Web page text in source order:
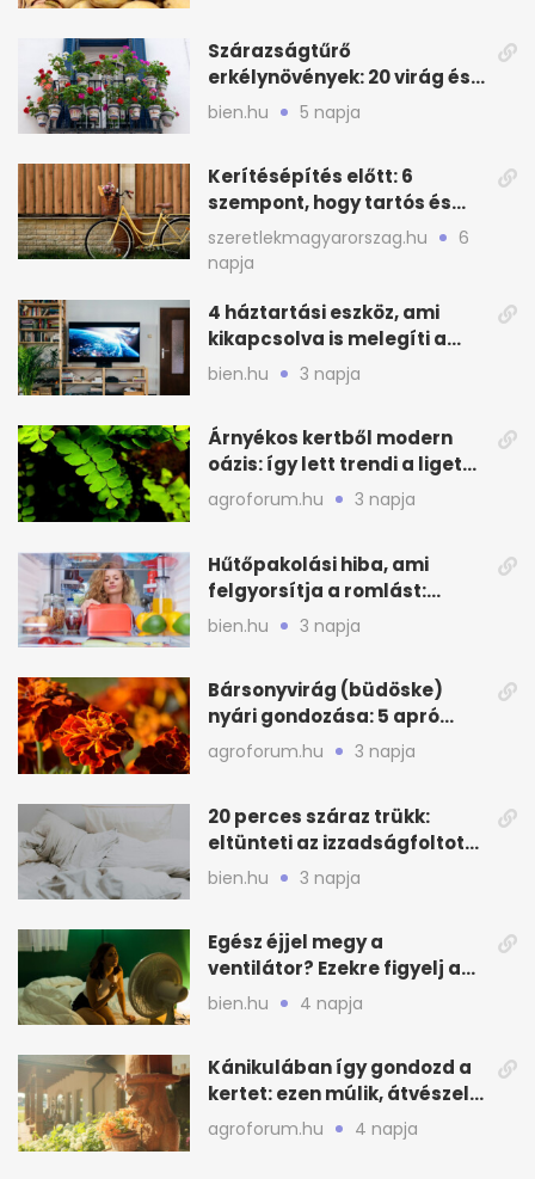
Szárazságtűrő
erkélynövények: 20 virág és
cserje a forró nyárra
bien.hu 5 napja
Kerítésépítés előtt: 6
szempont, hogy tartós és
praktikus legyen
szeretlekmagyarorszag.hu
6
napja
4 háztartási eszköz, ami
kikapcsolva is melegíti a
lakást
bien.hu 3 napja
Árnyékos kertből modern
oázis: így lett trendi a ligetes
zöld
agroforum.hu 3 napja
Hűtőpakolási hiba, ami
felgyorsítja a romlást:
zónákra figyelj
bien.hu 3 napja
Bársonyvirág (büdöske)
nyári gondozása: 5 apró
lépés a dús virágzásért
agroforum.hu 3 napja
20 perces száraz trükk:
eltünteti az izzadságfoltot
és a szagot a matracról
bien.hu 3 napja
Egész éjjel megy a
ventilátor? Ezekre figyelj a
hőségben alvásnál
bien.hu 4 napja
Kánikulában így gondozd a
kertet: ezen múlik, átvészeli-
e a hőséget
agroforum.hu 4 napja